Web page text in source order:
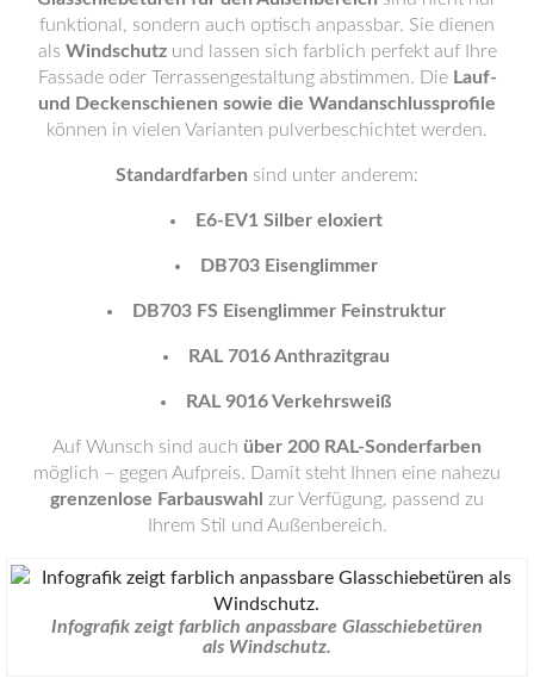
funktional, sondern auch optisch anpassbar. Sie dienen
als Windschutzund lassen sich farblich perfekt auf Ihre
Fassade oder Terrassengestaltung abstimmen. Die Lauf-
und Deckenschienen sowie die Wandanschlussprofile
können in vielen Varianten pulverbeschichtet werden.
Standardfarben sind unter anderem:
E6-EV1 Silber eloxiert
DB703 Eisenglimmer
DB703 FS Eisenglimmer Feinstruktur
RAL 7016 Anthrazitgrau
RAL 9016 Verkehrsweiß
Auf Wunsch sind auch über 200 RAL-Sonderfarben
möglich – gegen Aufpreis. Damit steht Ihnen eine nahezu
grenzenlose Farbauswahl zur Verfügung, passend zu
Ihrem Stil und Außenbereich.
Infografik zeigt farblich anpassbare Glasschiebetüren
als Windschutz.